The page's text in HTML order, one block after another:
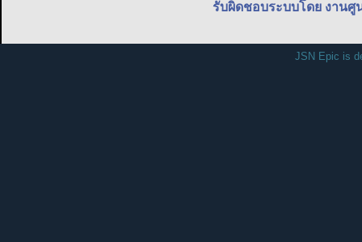
รับผิดชอบระบบโดย งาน
JSN Epic is